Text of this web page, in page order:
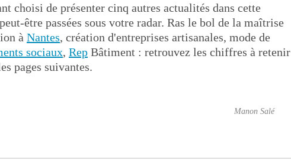
choisi de présenter cinq autres actualités dans cette
être passées sous votre radar. Ras le bol de la maîtrise
à Nantes, création d'entreprises artisanales, mode de
sociaux, Rep Bâtiment : retrouvez les chiffres à retenir
pages suivantes.
Manon Salé